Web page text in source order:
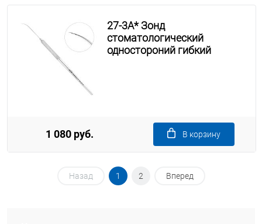
27-3A* Зонд
стоматологический
одностороний гибкий
1 080 руб. В корзину
Назад 1 2 Вперед